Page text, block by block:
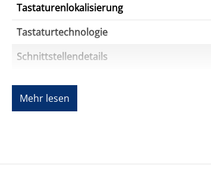
Tastaturenlokalisierung
Tastaturtechnologie
Schnittstellendetails
Tragetasche
Mehr lesen